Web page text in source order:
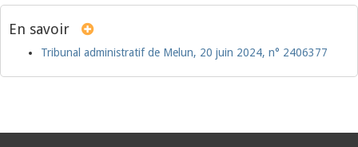
En savoir
Tribunal administratif de Melun, 20 juin 2024, n° 2406377